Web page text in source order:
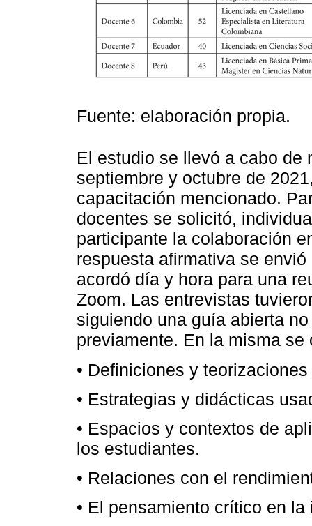
Fuente: elaboración propia.
El estudio se llevó a cabo de
septiembre y octubre de
capacitación mencionado.
docentes se solicitó,
participante la colaboración
respuesta afirmativa se
acordó día y hora para una
Zoom. Las entrevistas
siguiendo una guía abierta
previamente. En la misma
• Definiciones y
• Estrategias y didácticas
• Espacios y contextos de
los estudiantes.
• Relaciones con el
• El pensamiento crítico en